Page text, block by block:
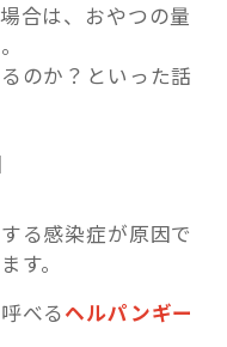
合は、おやつの量
のか？といった話
る感染症が原因で
す。
べるヘルパンギー